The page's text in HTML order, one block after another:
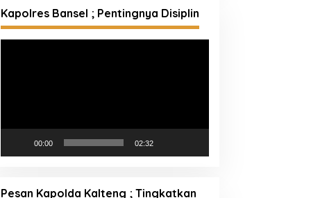
Kapolres Bansel ; Pentingnya Disiplin
00:00 02:32
Pesan Kapolda Kalteng ; Tingkatkan